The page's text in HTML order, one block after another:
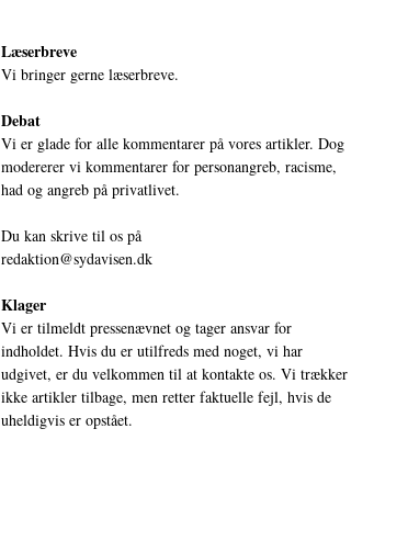
Læserbreve
Vi bringer gerne læserbreve.
Debat
Vi er glade for alle kommentarer på vores artikler. Dog
modererer vi kommentarer for personangreb, racisme,
had og angreb på privatlivet.
Du kan skrive til os på
redaktion@sydavisen.dk
Klager
Vi er tilmeldt pressenævnet og tager ansvar for
indholdet. Hvis du er utilfreds med noget, vi har
udgivet, er du velkommen til at kontakte os. Vi trækker
ikke artikler tilbage, men retter faktuelle fejl, hvis de
uheldigvis er opstået.